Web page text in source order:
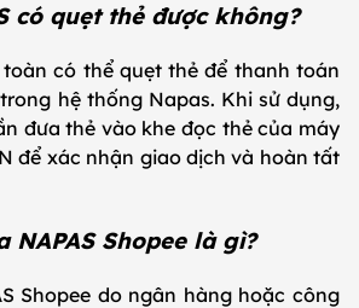
có quẹt thẻ được không?
toàn có thể quẹt thẻ để thanh toán
hệ thống Napas. Khi sử dụng,
đưa thẻ vào khe đọc thẻ của máy
để xác nhận giao dịch và hoàn tất
NAPAS Shopee là gì?
Shopee do ngân hàng hoặc công